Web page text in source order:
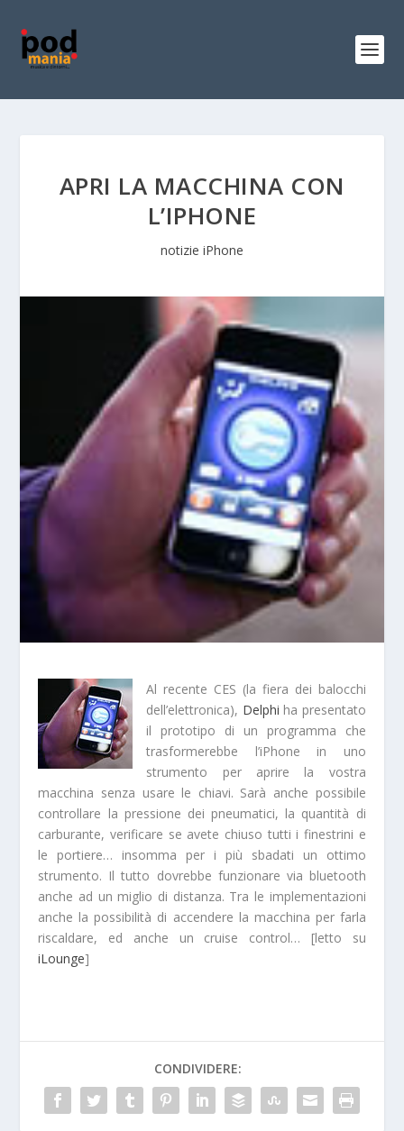
APRI LA MACCHINA CON
L’IPHONE
notizie iPhone
Al recente CES (la fiera dei balocchi
dell’elettronica), Delphi ha presentato
il prototipo di un programma che
trasformerebbe l’iPhone in uno
strumento per aprire la vostra
macchina senza usare le chiavi. Sarà anche possibile
controllare la pressione dei pneumatici, la quantità di
carburante, verificare se avete chiuso tutti i finestrini e
le portiere… insomma per i più sbadati un ottimo
strumento. Il tutto dovrebbe funzionare via bluetooth
anche ad un miglio di distanza. Tra le implementazioni
anche la possibilità di accendere la macchina per farla
riscaldare, ed anche un cruise control… [letto su
iLounge]
CONDIVIDERE: